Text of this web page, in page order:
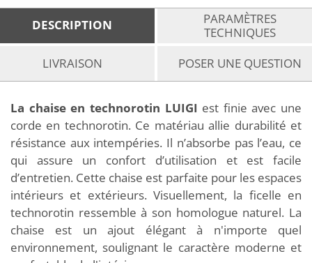
DESCRIPTION
PARAMÈTRES
TECHNIQUES
LIVRAISON
POSER UNE QUESTION
La chaise en technorotin LUIGI est finie avec une
corde en technorotin. Ce matériau allie durabilité et
résistance aux intempéries. Il n’absorbe pas l’eau, ce
qui assure un confort d’utilisation et est facile
d’entretien. Cette chaise est parfaite pour les espaces
intérieurs et extérieurs. Visuellement, la ficelle en
technorotin ressemble à son homologue naturel. La
chaise est un ajout élégant à n'importe quel
environnement, soulignant le caractère moderne et